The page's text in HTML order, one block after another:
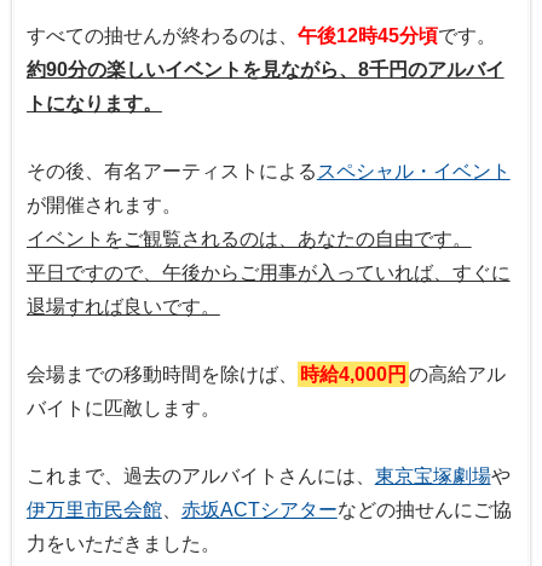
すべての抽せんが終わるのは、 午後12時45分頃です。
約90分の楽しいイベントを見ながら、8千円のアルバイ
トになります。
その後、有名アーティストによる スペシャル・イベント
が開催されます。
イベントをご観覧されるのは、あなたの自由です。
平日ですので、午後からご用事が入っていれば、すぐに
退場すれば良いです。
会場までの移動時間を除けば、 時給4,000円 の高給アル
バイトに匹敵します。
これまで、過去のアルバイトさんには、 東京宝塚劇場や
伊万里市民会館、 赤坂ACTシアターなどの抽せんにご協
力をいただきました。